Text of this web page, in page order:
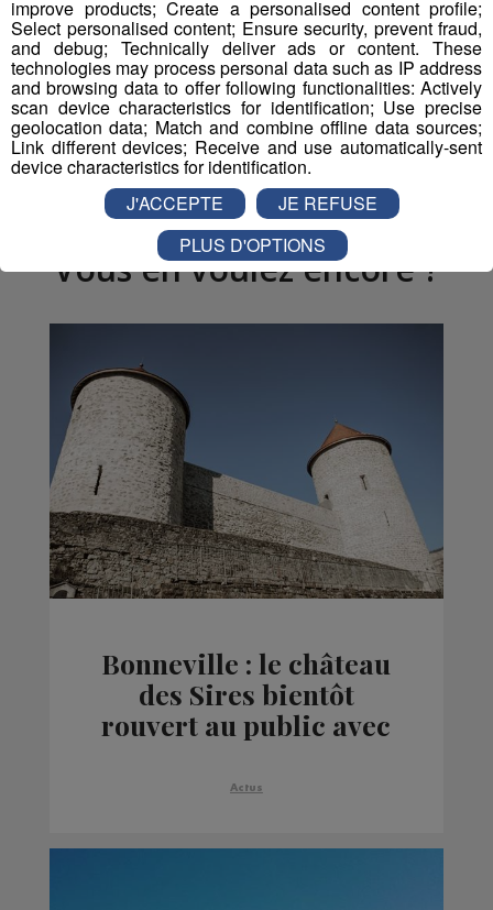
Partager sur Facebook
Partager sur Twitter
Vous en voulez encore ?
Bonneville : le château
des Sires bientôt
rouvert au public avec
culturelles
Actus
improve products; Create a personalised content profile;
Select personalised content; Ensure security, prevent fraud,
and debug; Technically deliver ads or content. These
technologies may process personal data such as IP address
and browsing data to offer following functionalities: Actively
scan device characteristics for identification; Use precise
geolocation data; Match and combine offline data sources;
Link different devices; Receive and use automatically-sent
device characteristics for identification.
J'ACCEPTE
JE REFUSE
PLUS D'OPTIONS